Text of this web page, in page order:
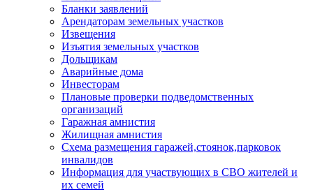
Бланки заявлений
Арендаторам земельных участков
Извещения
Изъятия земельных участков
Дольщикам
Аварийные дома
Инвесторам
Плановые проверки подведомственных
организаций
Гаражная амнистия
Жилищная амнистия
Схема размещения гаражей,стоянок,парковок
инвалидов
Информация для участвующих в СВО жителей и
их семей